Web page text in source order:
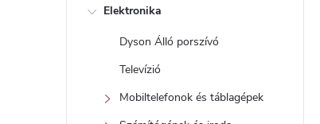
Elektronika
Dyson Álló porszívó
Televízió
Mobiltelefonok és táblagépek